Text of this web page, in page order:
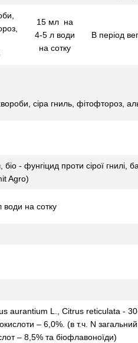
15 мл на
4-5 л води
на сотку
В період
сіра гниль, фітофтороз,
- фунгіцид проти сірої гнилі,
Agro)
на сотку
aurantium L., Citrus reticulata -
– 6,0%. (в т.ч. N
– 8,5% та біофлавоноїди)